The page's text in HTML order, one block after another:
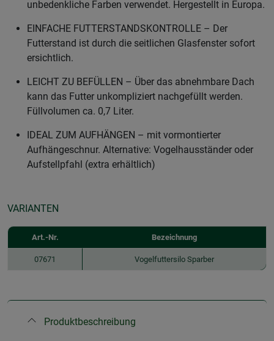
unbedenkliche Farben verwendet. Hergestellt in Europa.
EINFACHE FUTTERSTANDSKONTROLLE – Der
Futterstand ist durch die seitlichen Glasfenster sofort
ersichtlich.
LEICHT ZU BEFÜLLEN – Über das abnehmbare Dach
kann das Futter unkompliziert nachgefüllt werden.
Füllvolumen ca. 0,7 Liter.
IDEAL ZUM AUFHÄNGEN – mit vormontierter
Aufhängeschnur. Alternative: Vogelhausständer oder
Aufstellpfahl (extra erhältlich)
VARIANTEN
Art.-Nr. Bezeichnung
07671 Vogelfuttersilo Sparber
Produktbeschreibung